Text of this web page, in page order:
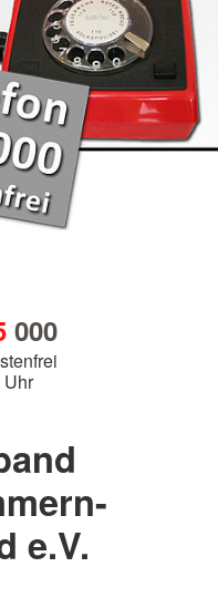
000
Uhr
e.V.